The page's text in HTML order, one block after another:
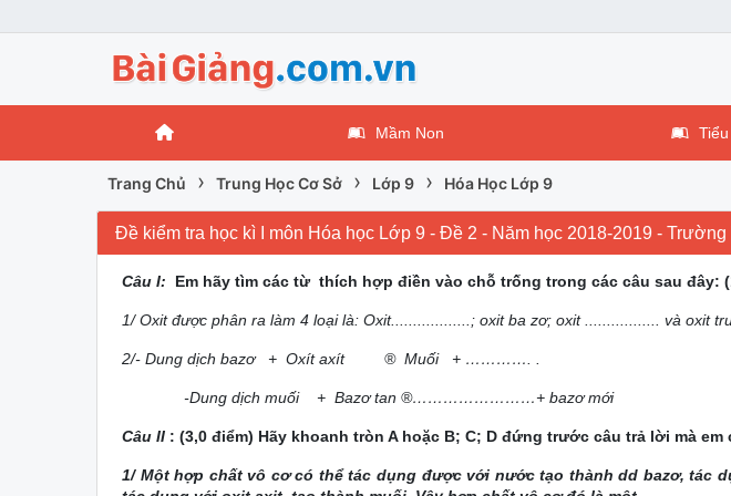
Mầm Non
Trang Chủ › Trung Học Cơ Sở › Lớp 9 › Hóa Học Lớp 9
Đề kiểm tra học kì I môn Hóa học Lớp 9 - Đề 2 - Năm học 2018-2019 -
Câu I: Em hãy tìm các từ thích hợp điền vào chỗ trống trong các câu sau đây:
1/ Oxit được phân ra làm 4 loại là: Oxit..................; oxit ba zơ; oxit ................. và oxit
2/- Dung dịch bazơ + Oxít axít ® Muối + …………. .
-Dung dịch muối + Bazơ tan ®……………………+ bazơ mới
Câu II : (3,0 điểm) Hãy khoanh tròn A hoặc B; C; D đứng trước câu trả lời mà em
1/ Một hợp chất vô cơ có thể tác dụng được với nước tạo thành dd bazơ, tác